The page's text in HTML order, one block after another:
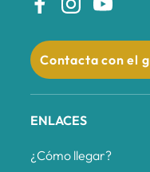
Contacta con el
ENLACES
¿Cómo llegar?